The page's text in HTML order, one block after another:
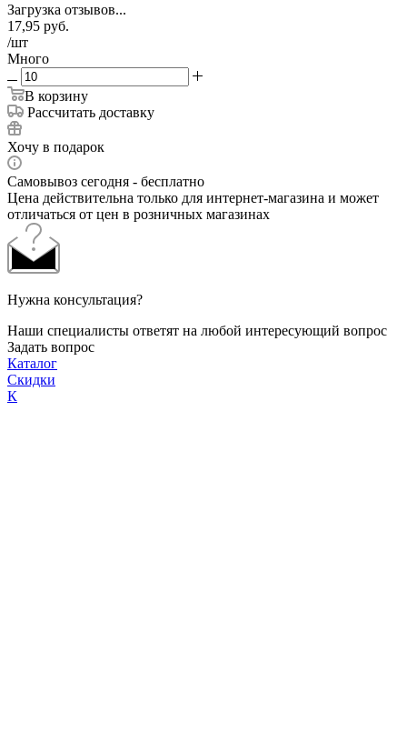
Загрузка отзывов...
17,95 руб.
/шт
Много
В корзину
Рассчитать доставку
Хочу в подарок
Самовывоз сегодня - бесплатно
Цена действительна только для интернет-магазина и может
отличаться от цен в розничных магазинах
Нужна консультация?
Наши специалисты ответят на любой интересующий вопрос
Задать вопрос
Каталог
Скидки
К